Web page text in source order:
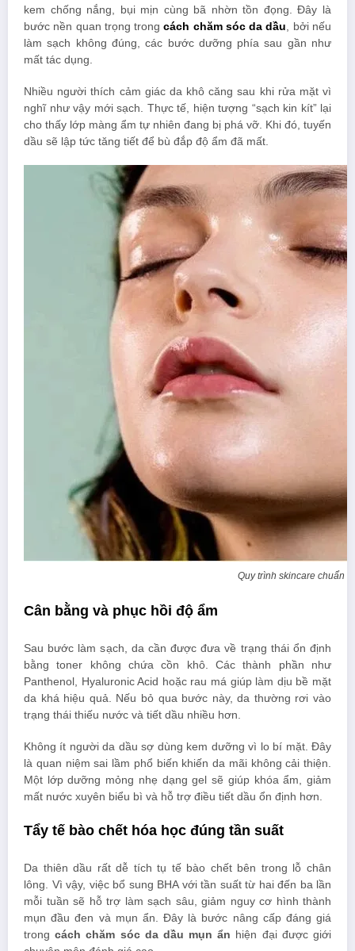
kem chống nắng, bụi mịn cùng bã nhờn tồn đọng. Đây là
bước nền quan trọng trongcách chăm sóc da dầu , bởi nếu
làm sạch không đúng, các bước dưỡng phía sau gần như
mất tác dụng.
Nhiều người thích cảm giác da khô căng sau khi rửa mặt vì
nghĩ như vậy mới sạch. Thực tế, hiện tượng “sạch kin kít” lại
cho thấy lớp màng ẩm tự nhiên đang bị phá vỡ. Khi đó, tuyến
dầu sẽ lập tức tăng tiết để bù đắp độ ẩm đã mất.
Quy trình skincare chuẩn
Cân bằng và phục hồi độ ẩm
Sau bước làm sạch, da cần được đưa về trạng thái ổn định
bằng toner không chứa cồn khô. Các thành phần như
Panthenol, Hyaluronic Acid hoặc rau má giúp làm dịu bề mặt
da khá hiệu quả. Nếu bỏ qua bước này, da thường rơi vào
trạng thái thiếu nước và tiết dầu nhiều hơn.
Không ít người da dầu sợ dùng kem dưỡng vì lo bí mặt. Đây
là quan niệm sai lầm phổ biến khiến da mãi không cải thiện.
Một lớp dưỡng mỏng nhẹ dạng gel sẽ giúp khóa ẩm, giảm
mất nước xuyên biểu bì và hỗ trợ điều tiết dầu ổn định hơn.
Tẩy tế bào chết hóa học đúng tần suất
Da thiên dầu rất dễ tích tụ tế bào chết bên trong lỗ chân
lông. Vì vậy, việc bổ sung BHA với tần suất từ hai đến ba lần
mỗi tuần sẽ hỗ trợ làm sạch sâu, giảm nguy cơ hình thành
mụn đầu đen và mụn ẩn. Đây là bước nâng cấp đáng giá
trongcách chăm sóc da dầu mụn ẩn hiện đại được giới